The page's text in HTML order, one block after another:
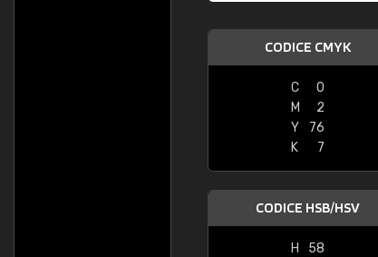
CODICE CMYK
C
0
M
2
Y
76
K
7
CODICE HSB/HSV
H
58